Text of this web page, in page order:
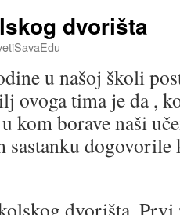
dvorišta
u našoj školi
ovoga tima je da ,
kom borave naši
sastanku
dvorišta. Prvi